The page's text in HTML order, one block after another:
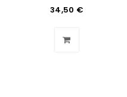
PASSWORT VERGESSEN?
34,50 €